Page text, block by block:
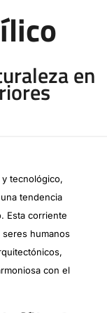
en
tecnológico,
tendencia
Esta corriente
humanos
con el